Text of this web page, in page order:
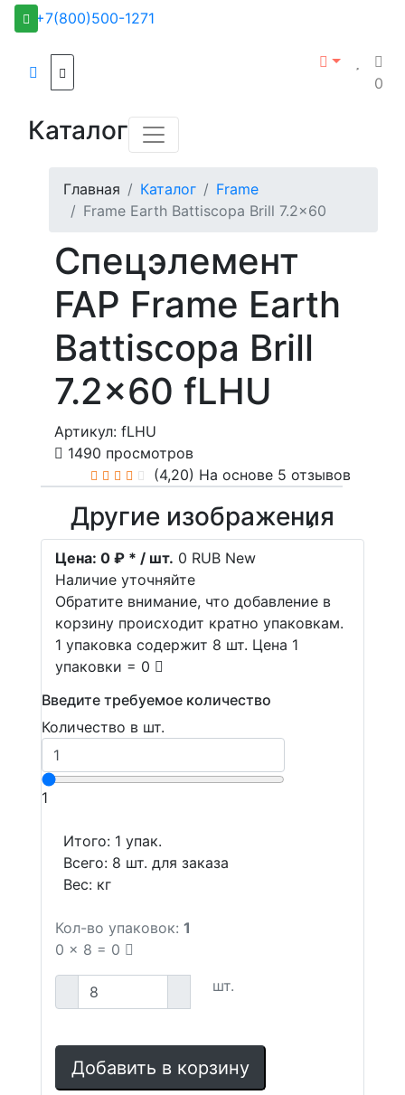
+7(800)500-1271
0
Каталог
Главная Каталог
Frame
Frame Earth Battiscopa Brill 7.2x60
Спецэлемент
FAP Frame Earth
Battiscopa Brill
7.2x60 fLHU
Артикул: fLHU
1490 просмотров
(4,20) На основе 5 отзывов
Другие изображения
Цена: 0 ₽ * / шт. 0 RUB New
Наличие уточняйте
Обратите внимание, что добавление в
корзину происходит кратно упаковкам.
1 упаковка содержит 8 шт. Цена 1
упаковки = 0
Введите требуемое количество
Количество в шт.
1
Итого: 1 упак.
Всего: 8 шт. для заказа
Вес: кг
Кол-во упаковок: 1
0 x 8 = 0
шт.
Добавить в корзину